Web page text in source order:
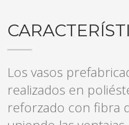
Los vasos
realizados en
reforzado con fibra